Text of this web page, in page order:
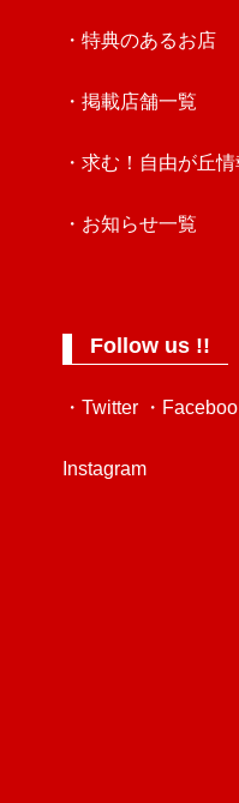
・特典のあるお店
・掲載店舗一覧
・求む！自由が丘
・お知らせ一覧
Follow us !!
・Twitter ・
Instagram